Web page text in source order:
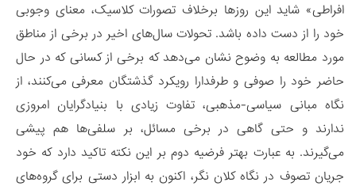
افراطی» شاید این روزها برخلاف تصورات کلاسیک، معنای وجوبی
خود را از دست داده باشد. تحولات سال‌های اخیر در برخی از مناطق
مورد مطالعه به وضوح نشان می‌دهد که برخی از کسانی که در حال
حاضر خود را صوفی و طرفدارا رویکرد گذشتگان معرفی می‌کنند، از
نگاه مبانی سیاسی-مذهبی، تفاوت زیادی با بنیادگرایان امروزی
ندارند و حتی گاهی در برخی مسائل، بر سلفی‌ها هم پیشی
می‌گیرند. به عبارت بهتر فرضیه دوم بر این نکته تاکید دارد که خود
جریان تصوف در نگاه کلان نگر، اکنون به ابزار دستی برای گروه‌های